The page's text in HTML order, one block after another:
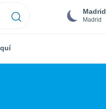
Madrid
Madrid